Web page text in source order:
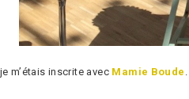
m’étais inscrite avec Mamie Boude